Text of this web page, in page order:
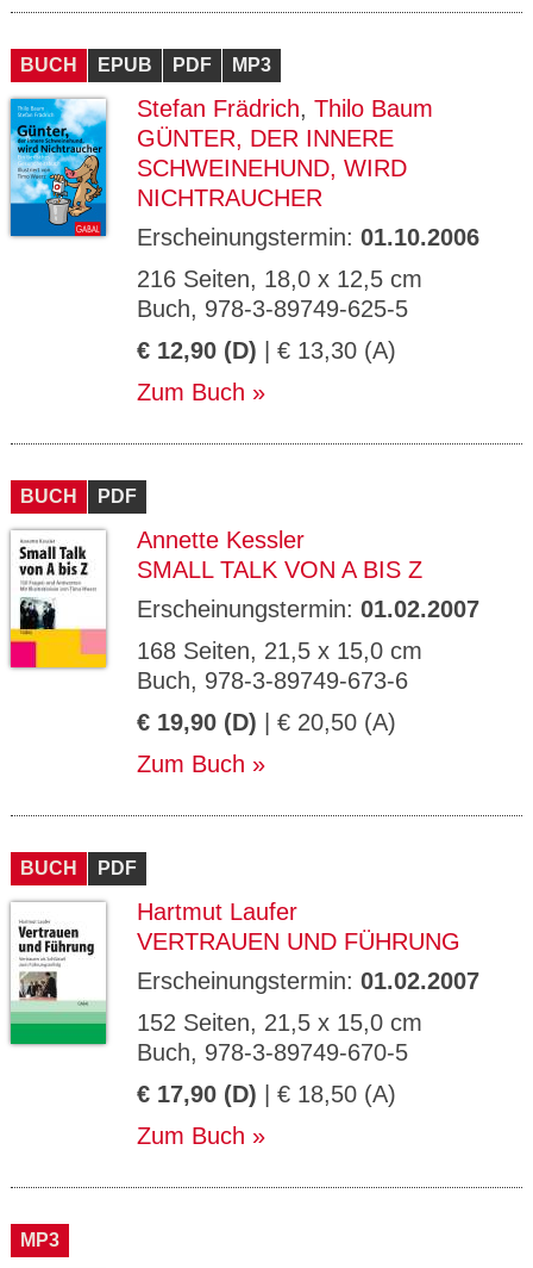
BUCH EPUB PDF MP3
Stefan Frädrich, Thilo Baum
GÜNTER, DER INNERE
SCHWEINEHUND, WIRD
NICHTRAUCHER
Erscheinungstermin: 01.10.2006
216 Seiten, 18,0 x 12,5 cm
Buch, 978-3-89749-625-5
€ 12,90 (D) | € 13,30 (A)
Zum Buch
BUCH PDF
Annette Kessler
SMALL TALK VON A BIS Z
Erscheinungstermin: 01.02.2007
168 Seiten, 21,5 x 15,0 cm
Buch, 978-3-89749-673-6
€ 19,90 (D) | € 20,50 (A)
Zum Buch
BUCH PDF
Hartmut Laufer
VERTRAUEN UND FÜHRUNG
Erscheinungstermin: 01.02.2007
152 Seiten, 21,5 x 15,0 cm
Buch, 978-3-89749-670-5
€ 17,90 (D) | € 18,50 (A)
Zum Buch
MP3